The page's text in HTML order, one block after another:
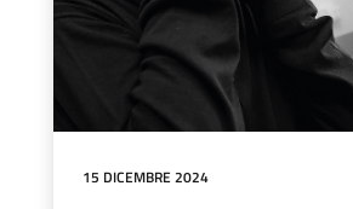
15 DICEMBRE 2024